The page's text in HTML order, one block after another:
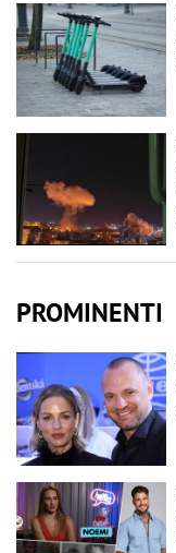
PROMINENTI